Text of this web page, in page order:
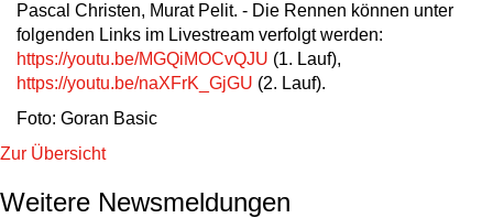
Pascal Christen, Murat Pelit. - Die Rennen können unter
folgenden Links im Livestream verfolgt werden:
https://youtu.be/MGQiMOCvQJU (1. Lauf),
https://youtu.be/naXFrK_GjGU (2. Lauf).
Foto: Goran Basic
Zur Übersicht
Weitere Newsmeldungen